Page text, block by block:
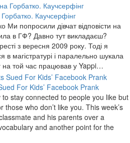
Каучсерфінг
Ми попросили дівчат відповісти на
в ГФ? Давно тут викладаєш?
з вересня 2009 року. Тоді я
в магістратурі і паралельно шукала
на той час працював у Yappi…
For Kids’ Facebook Prank
stay connected to people you like but
who don’t like you. This week’s
and his parents over a
and another point for the